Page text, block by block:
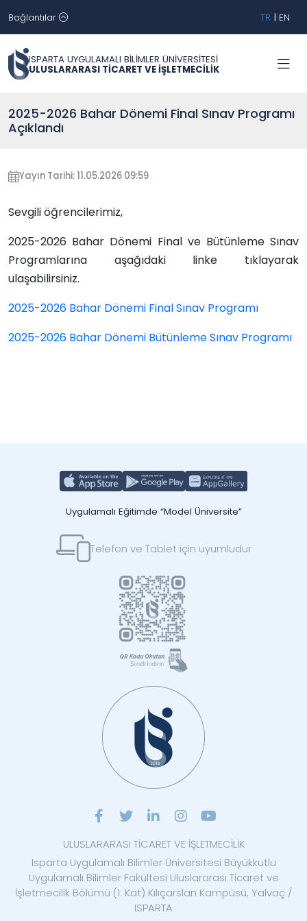
Bağlantılar TR | EN
ISPARTA UYGULAMALI BİLİMLER ÜNİVERSİTESİ
ULUSLARARASI TİCARET VE İŞLETMECİLİK
2025-2026 Bahar Dönemi Final Sınav Programı
Açıklandı
Yayın Tarihi: 11.05.2026 09:59
Sevgili öğrencilerimiz,
2025-2026 Bahar Dönemi Final ve Bütünleme Sınav
Programlarına aşağıdaki linke tıklayarak
ulaşabilirsiniz.
2025-2026 Bahar Dönemi Final Sınav Programı
2025-2026 Bahar Dönemi Bütünleme Sınav Programı
Uygulamalı Eğitimde “Model Üniversite”
Telefon ve Tablet için uyumludur
ULUSLARARASI TİCARET VE İŞLETMECİLİK
Isparta Uygulamalı Bilimler Üniversitesi Büyükkutlu
Uygulamalı Bilimler Fakültesi Uluslararası Ticaret ve
İşletmecilik Bölümü (1. Kat) Kılıçarslan Kampüsü, Yalvaç /
ISPARTA